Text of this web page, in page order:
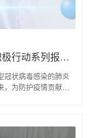
为打赢疫情防控阻击战，西大学子在积极行动系列报道之二
冠状病毒感染的肺炎
为防护疫情贡献力